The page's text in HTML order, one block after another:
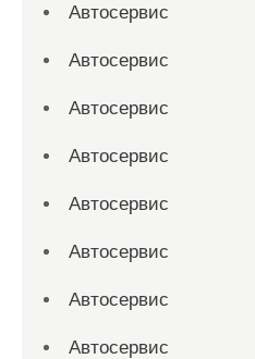
Автосервис
Автосервис
Автосервис
Автосервис
Автосервис
Автосервис
Автосервис
Автосервис